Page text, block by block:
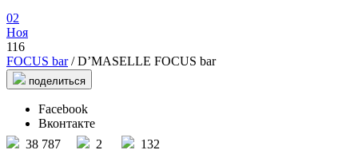
02
Ноя
116
FOCUS bar/ D’MASELLE FOCUS bar
поделиться
Facebook
Вконтакте
38 787
2 132